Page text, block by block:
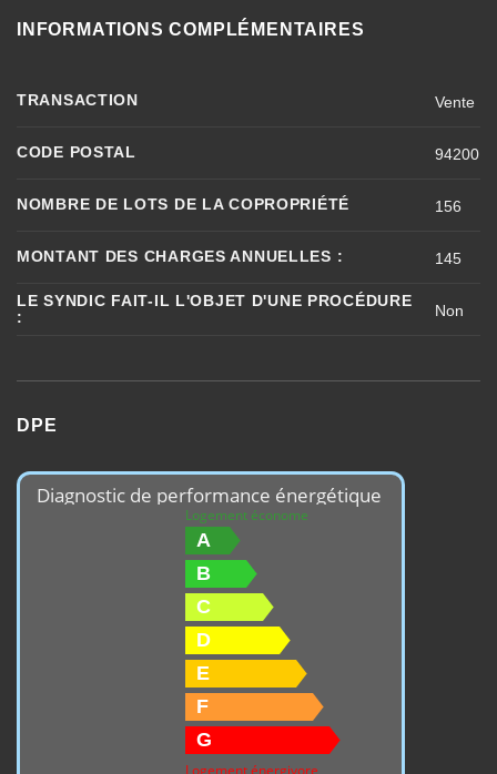
INFORMATIONS COMPLÉMENTAIRES
TRANSACTION Vente
CODE POSTAL 94200
NOMBRE DE LOTS DE LA COPROPRIÉTÉ 156
MONTANT DES CHARGES ANNUELLES : 145
LE SYNDIC FAIT-IL L'OBJET D'UNE PROCÉDURE
:
Non
DPE
Diagnostic de performance énergétique
Logement économe
A
B
C
D
E
F
G